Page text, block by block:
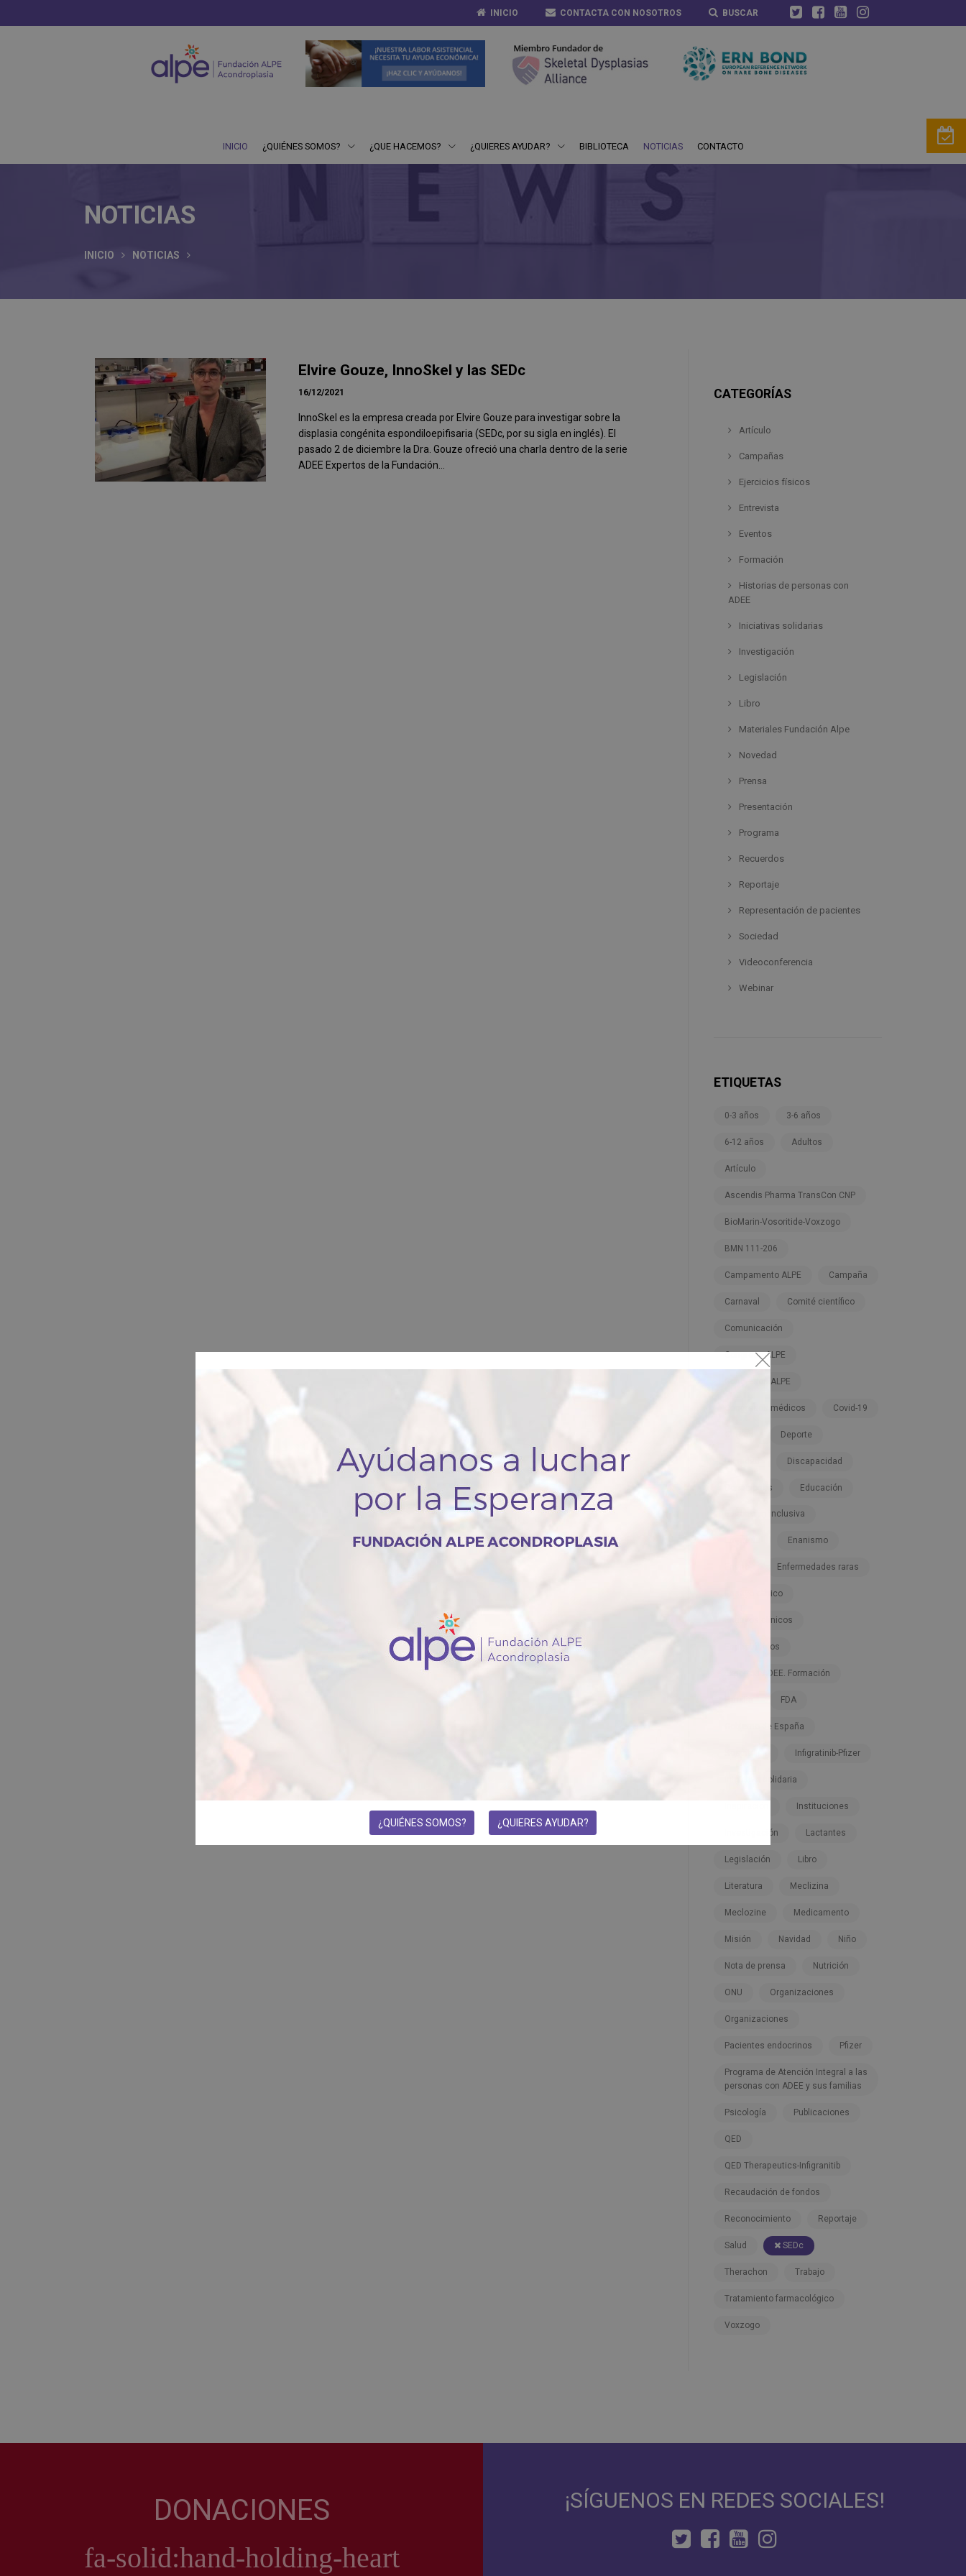
INICIO CONTACTA CON NOSOTROS BUSCAR
INICIO ¿QUIÉNES SOMOS? ¿QUE HACEMOS? ¿QUIERES AYUDAR? BIBLIOTECA NOTICIAS CONTACTO
NOTICIAS
INICIO NOTICIAS
Elvire Gouze, InnoSkel y las SEDc
16/12/2021
InnoSkel es la empresa creada por Elvire Gouze para investigar sobre la
displasia congénita espondiloepifisaria (SEDc, por su sigla en inglés). El
pasado 2 de diciembre la Dra. Gouze ofreció una charla dentro de la serie
ADEE Expertos de la Fundación...
CATEGORÍAS
Artículo
Campañas
Ejercicios físicos
Entrevista
Eventos
Formación
Historias de personas con
ADEE
Iniciativas solidarias
Investigación
Legislación
Libro
Materiales Fundación Alpe
Novedad
Prensa
Presentación
Programa
Recuerdos
Reportaje
Representación de pacientes
Sociedad
Videoconferencia
Webinar
ETIQUETAS
0-3 años 3-6 años
6-12 años Adultos
Artículo
Ascendis Pharma TransCon CNP
BioMarin-Vosoritide-Voxzogo
BMN 111-206
Campamento ALPE Campaña
Carnaval Comité científico
Comunicación
Congreso ALPE
Congresos ALPE
Congresos médicos Covid-19
Deporte
Discapacidad
Donaciones Educación
Educación inclusiva
Enanismo
Enfermedades raras
Ensayo clínico
Ensayos clínicos
Espectáculos
Expertos ADEE. Formación
FDA
Gobierno de España
Infigratinib-Pfizer
Iniciativa solidaria
Instituciones
Investigación Lactantes
Legislación Libro
Literatura Meclizina
Meclozine Medicamento
Misión Navidad Niño
Nota de prensa Nutrición
ONU Organizaciones
Organizaciones
Pacientes endocrinos Pfizer
Programa de Atención Integral a las
personas con ADEE y sus familias
Psicología Publicaciones
QED
QED Therapeutics-Infigranitib
Recaudación de fondos
Reconocimiento Reportaje
Salud SEDc
Therachon Trabajo
Tratamiento farmacológico
Voxzogo
DONACIONES ¡SÍGUENOS EN REDES SOCIALES!
¿QUIÉNES SOMOS? ¿QUIERES AYUDAR?